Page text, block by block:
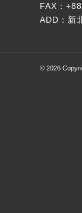
FAX：
ADD： 新
© 2026